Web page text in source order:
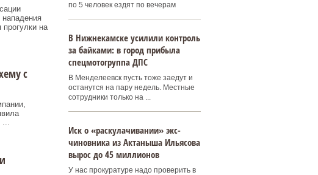
на
с
...
по 5 человек ездят по вечерам
В Нижнекамске усилили контроль
за байками: в город прибыла
спецмотогруппа ДПС
В Менделеевск пусть тоже заедут и
останутся на пару недель. Местные
сотрудники только на ...
Иск о «раскулачивании» экс-
чиновника из Актаныша Ильясова
вырос до 45 миллионов
У нас прокуратуре надо проверить в